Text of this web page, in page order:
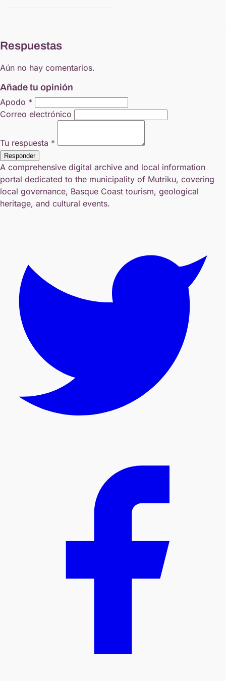
Respuestas
Aún no hay comentarios.
Añade tu opinión
Apodo *
Correo electrónico
Tu respuesta *
Responder
A comprehensive digital archive and local information
portal dedicated to the municipality of Mutriku, covering
local governance, Basque Coast tourism, geological
heritage, and cultural events.